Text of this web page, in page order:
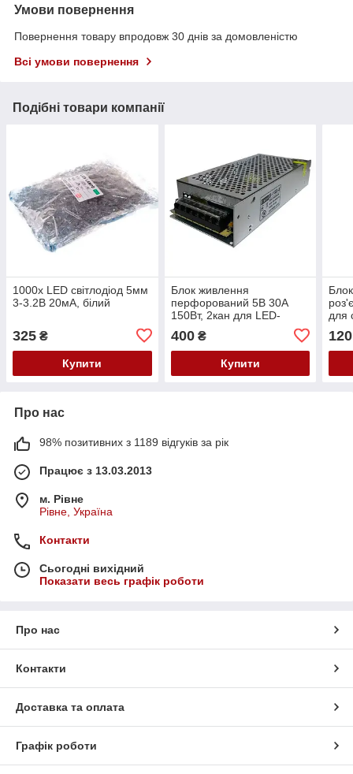
Умови повернення
Повернення товару впродовж 30 днів за домовленістю
Всі умови повернення
Подібні товари компанії
1000x LED світлодіод 5мм
3-3.2В 20мА, білий
325 ₴
Купити
Блок живлення
перфорований 5В 30А
150Вт, 2кан для LED-
400₴
Купити
для
120
Про нас
98% позитивних з 1189 відгуків за рік
Працює з 13.03.2013
м. Рівне
Рівне, Україна
Контакти
Сьогодні вихідний
Показати весь графік роботи
Про нас
Контакти
Доставка та оплата
Графік роботи